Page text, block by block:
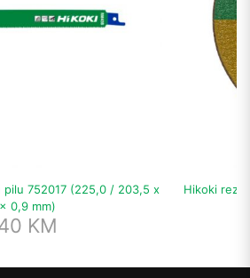
752017 (225,0 / 203,5 x
0,9 mm)
KM
Hikoki